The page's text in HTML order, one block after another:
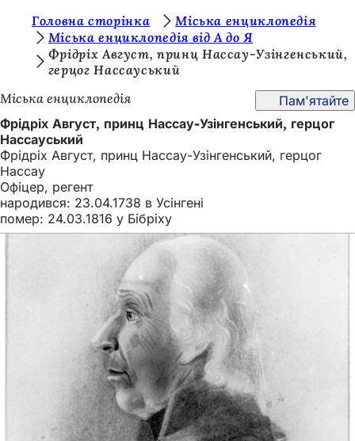
Перейти до змісту
у
т
:
Головна сторінка
Міська енциклопедія
Міська енциклопедія від А до Я
Фрідріх Август, принц Нассау-Узінгенський,
герцог Нассауський
Міська енциклопедія
Пам'ятайте
Фрідріх Август, принц Нассау-Узінгенський, герцог
Нассауський
Фрідріх Август, принц Нассау-Узінгенський, герцог
Нассау
Офіцер, регент
народився: 23.04.1738 в Усінгені
помер: 24.03.1816 у Бібріху